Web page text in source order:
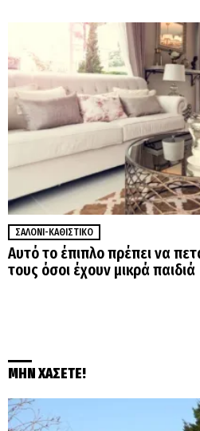
ΣΑΛΌΝΙ-ΚΑΘΙΣΤΙΚΌ
Αυτό το έπιπλο πρέπει να
τους όσοι έχουν μικρά παιδιά
ΜΗΝ ΧΑΣΕΤΕ!